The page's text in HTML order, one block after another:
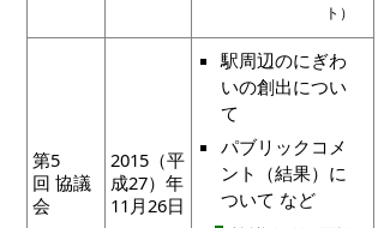
ト）
第5
回 協議
会
2015（平
成27）年
11月26日
駅周辺のにぎわ
いの創出につい
て
パブリックコメ
ント（結果）に
ついて など